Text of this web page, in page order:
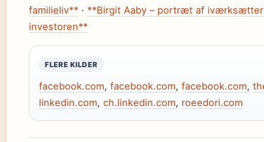
familieliv** · **Birgit Aaby – portræt af
investoren**
FLERE KILDER
facebook.com, facebook.com, facebook.com,
linkedin.com, ch.linkedin.com, roeedori.com